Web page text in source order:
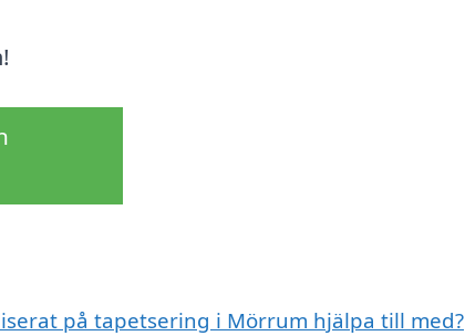
på tapetsering i Mörrum hjälpa till med?